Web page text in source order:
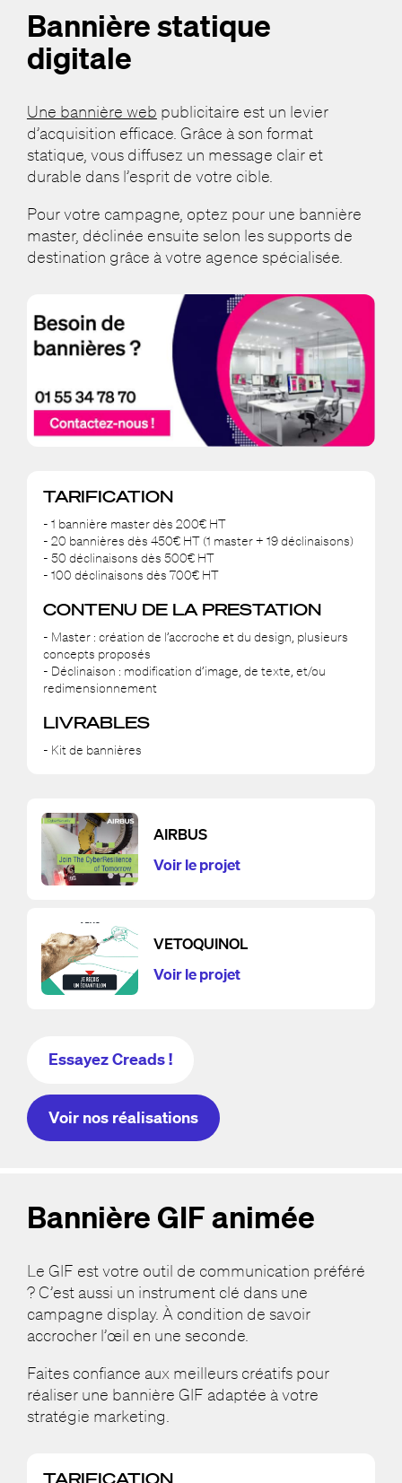
Bannière statique
digitale
Une bannière web publicitaire est un levier
d’acquisition efficace. Grâce à son format
statique, vous diffusez un message clair et
durable dans l’esprit de votre cible.
Pour votre campagne, optez pour une bannière
master, déclinée ensuite selon les supports de
destination grâce à votre agence spécialisée.
TARIFICATION
- 1 bannière master dès 200€ HT
- 20 bannières dès 450€ HT (1 master + 19 déclinaisons)
- 50 déclinaisons dès 500€ HT
- 100 déclinaisons dès 700€ HT
CONTENU DE LA PRESTATION
- Master : création de l’accroche et du design, plusieurs
concepts proposés
- Déclinaison : modification d’image, de texte, et/ou
redimensionnement
LIVRABLES
- Kit de bannières
AIRBUS
Voir le projet
VETOQUINOL
Voir le projet
Essayez Creads !
Voir nos réalisations
Bannière GIF animée
Le GIF est votre outil de communication préféré
? C’est aussi un instrument clé dans une
campagne display. À condition de savoir
accrocher l’œil en une seconde.
Faites confiance aux meilleurs créatifs pour
réaliser une bannière GIF adaptée à votre
stratégie marketing.
TARIFICATION